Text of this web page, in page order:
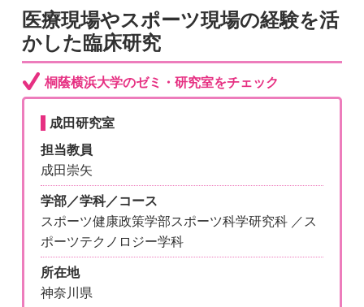
医療現場やスポーツ現場の経験を活
かした臨床研究
桐蔭横浜大学のゼミ・研究室をチェック
成田研究室
担当教員
成田崇矢
学部／学科／コース
スポーツ健康政策学部スポーツ科学研究科 ／ス
ポーツテクノロジー学科
所在地
神奈川県